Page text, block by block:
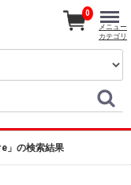
0
メニュー
カテゴリ
」の検索結果